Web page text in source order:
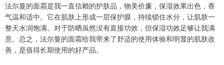
法尔曼的面霜是我一直信赖的护肤品，物美价廉，保湿效果出色，香
气温和适中。它在肌肤上形成一层保护膜，持续锁住水分，让肌肤一
整天水润饱满。对于防晒虽然没有直接功效，但保湿功效足够让我满
意。总之，法尔曼的面霜给我带来了舒适的使用体验和明显的肌肤改
善，是值得长期使用的好产品。